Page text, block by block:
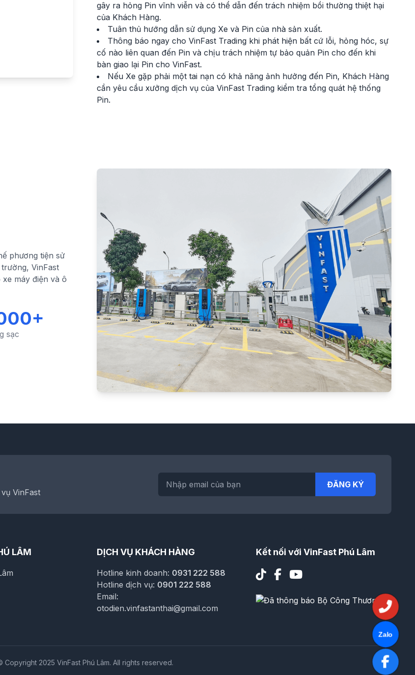
gây ra hỏng Pin vĩnh viễn và có thể dẫn đến trách nhiệm bồi thường thiệt hại
của Khách Hàng.
Tuân thủ hướng dẫn sử dụng Xe và Pin của nhà sản xuất.
Thông báo ngay cho VinFast Trading khi phát hiện bất cứ lỗi, hỏng hóc, sự
cố nào liên quan đến Pin và chịu trách nhiệm tự bảo quản Pin cho đến khi
bàn giao lại Pin cho VinFast.
Nếu Xe gặp phải một tai nạn có khả năng ảnh hưởng đến Pin, Khách Hàng
cần yêu cầu xưởng dịch vụ của VinFast Trading kiểm tra tổng quát hệ thống
Pin.
phương tiện sử
VinFast
máy điện và ô
sạc
VinFast
ĐĂNG KÝ
LÂM DỊCH VỤ KHÁCH HÀNG
Hotline kinh doanh: 0931 222 588
Hotline dịch vụ: 0901 222 588
Email:
otodien.vinfastanthai@gmail.com
Kết nối với VinFast Phú Lâm
Copyright 2025 VinFast Phú Lâm. All rights reserved.
Zalo